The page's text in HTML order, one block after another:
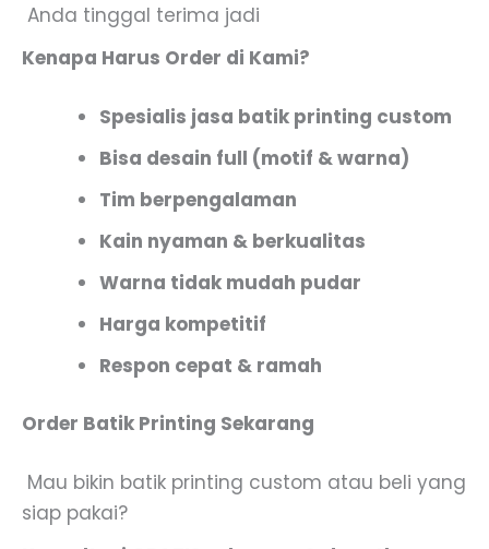
Anda tinggal terima jadi
Kenapa Harus Order di Kami?
Spesialis jasa batik printing custom
Bisa desain full (motif & warna)
Tim berpengalaman
Kain nyaman & berkualitas
Warna tidak mudah pudar
Harga kompetitif
Respon cepat & ramah
Order Batik Printing Sekarang
Mau bikin batik printing custom atau beli yang
siap pakai?